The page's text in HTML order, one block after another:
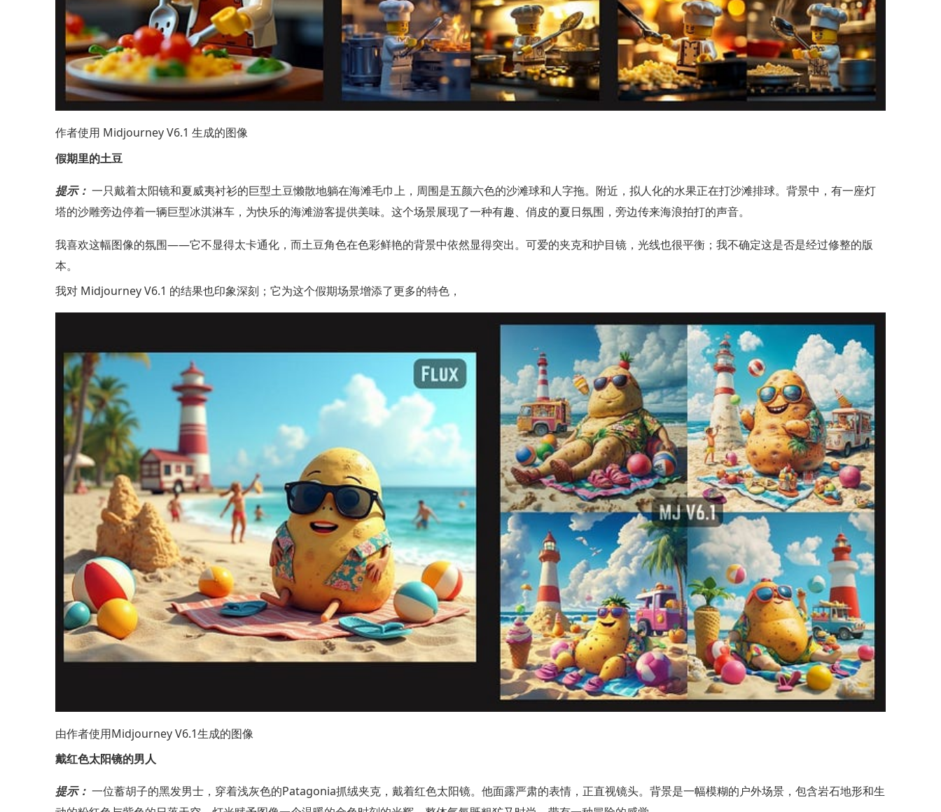
作者使用 Midjourney V6.1 生成的图像
假期里的土豆
提示： 一只戴着太阳镜和夏威夷衬衫的巨型土豆懒散地躺在海滩毛巾上，周围是五颜六色的沙滩球和人字拖。附近，拟人化的水果正在打沙滩排球。背景中，有一座灯
塔的沙雕旁边停着一辆巨型冰淇淋车，为快乐的海滩游客提供美味。这个场景展现了一种有趣、俏皮的夏日氛围，旁边传来海浪拍打的声音。
我喜欢这幅图像的氛围——它不显得太卡通化，而土豆角色在色彩鲜艳的背景中依然显得突出。可爱的夹克和护目镜，光线也很平衡；我不确定这是否是经过修整的版
本。
我对 Midjourney V6.1 的结果也印象深刻；它为这个假期场景增添了更多的特色，
由作者使用Midjourney V6.1生成的图像
戴红色太阳镜的男人
提示： 一位蓄胡子的黑发男士，穿着浅灰色的Patagonia抓绒夹克，戴着红色太阳镜。他面露严肃的表情，正直视镜头。背景是一幅模糊的户外场景，包含岩石地形和生